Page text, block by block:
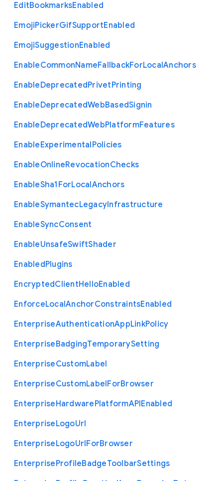
EditBookmarksEnabled
EmojiPickerGifSupportEnabled
EmojiSuggestionEnabled
EnableCommonNameFallbackForLocalAnchors
EnableDeprecatedPrivetPrinting
EnableDeprecatedWebBasedSignin
EnableDeprecatedWebPlatformFeatures
EnableExperimentalPolicies
EnableOnlineRevocationChecks
EnableSha1 ForLocalAnchors
EnableSymantecLegacyInfrastructure
EnableSyncConsent
EnableUnsafeSwiftShader
EnabledPlugins
EncryptedClientHelloEnabled
EnforceLocalAnchorConstraintsEnabled
EnterpriseAuthenticationAppLinkPolicy
EnterpriseBadgingTemporarySetting
EnterpriseCustomLabel
EnterpriseCustomLabelForBrowser
EnterpriseHardwarePlatformAPIEnabled
EnterpriseLogoUrl
EnterpriseLogoUrlForBrowser
EnterpriseProfileBadgeToolbarSettings